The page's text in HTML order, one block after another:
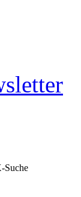
Suche